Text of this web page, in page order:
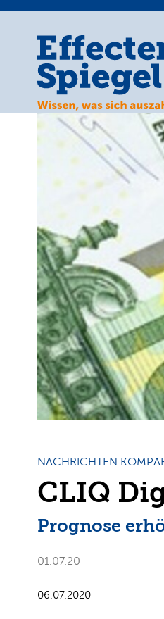
NACHRICHTEN
CLIQ
Prognose
01.07.20
06.07.2020